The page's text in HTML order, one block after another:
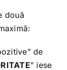
două
de
” iese